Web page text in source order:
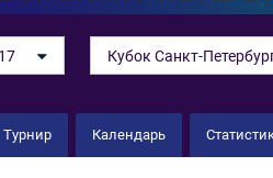
Кубок Санкт-
Турнир Календарь